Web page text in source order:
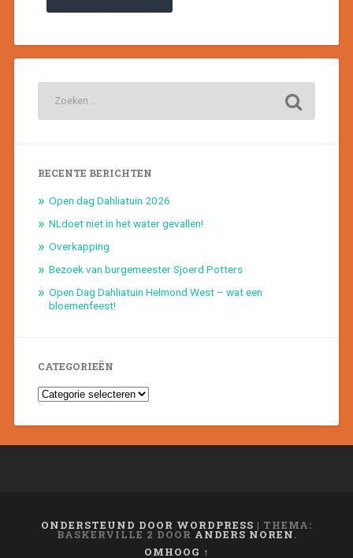
RECENTE BERICHTEN
Open dag Dahliatuin 2026
NLdoet niet in het water gevallen!
Overkapping
Bezoek van burgemeester Sjoerd Potters
Open Dag Dahliatuin Helmond West – wat een
bloemenfeest!
CATEGORIEËN
Categorieën
ONDERSTEUND DOOR WORDPRESS | THEMA:
BASKERVILLE 2 DOOR ANDERS NOREN.
OMHOOG ↑